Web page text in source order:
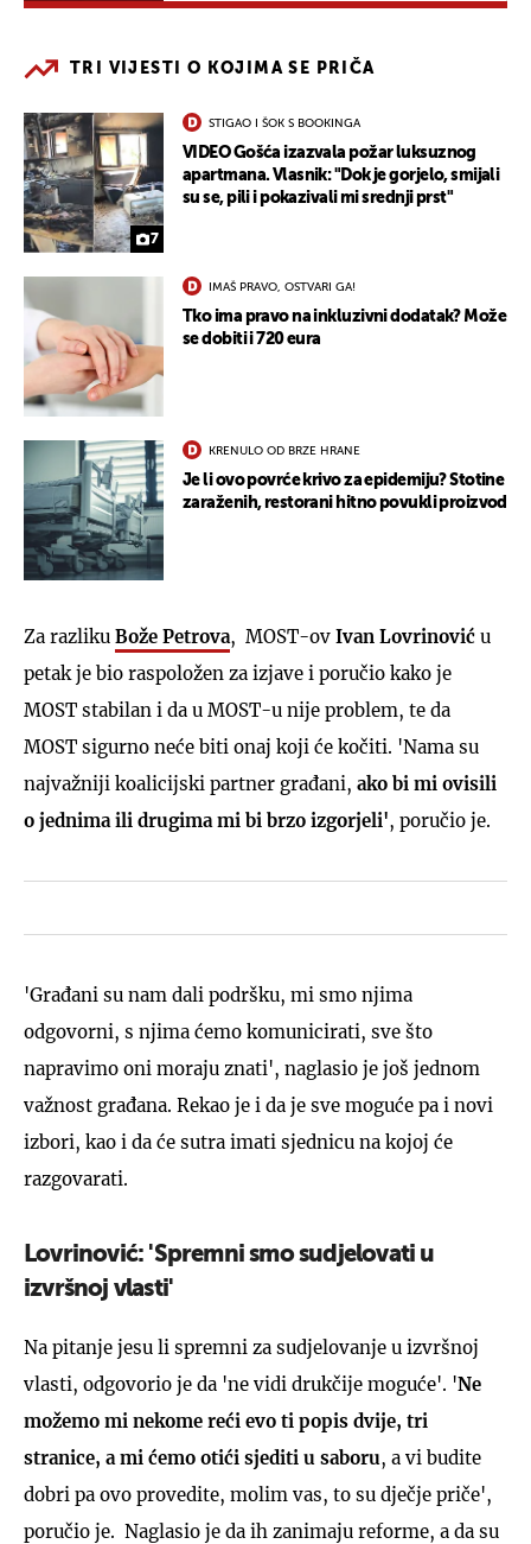
TRI VIJESTI O KOJIMA SE PRIČA
7
STIGAO I ŠOK S BOOKINGA
VIDEO Gošća izazvala požar luksuznog
apartmana. Vlasnik: "Dok je gorjelo, smijali
su se, pili i pokazivali mi srednji prst"
IMAŠ PRAVO, OSTVARI GA!
Tko ima pravo na inkluzivni dodatak? Može
se dobiti i 720 eura
KRENULO OD BRZE HRANE
Je li ovo povrće krivo za epidemiju? Stotine
zaraženih, restorani hitno povukli proizvod
Za razliku Bože Petrova, MOST-ov Ivan Lovrinović u
petak je bio raspoložen za izjave i poručio kako je
MOST stabilan i da u MOST-u nije problem, te da
MOST sigurno neće biti onaj koji će kočiti. 'Nama su
najvažniji koalicijski partner građani, ako bi mi ovisili
o jednima ili drugima mi bi brzo izgorjeli', poručio je.
'Građani su nam dali podršku, mi smo njima
odgovorni, s njima ćemo komunicirati, sve što
napravimo oni moraju znati', naglasio je još jednom
važnost građana. Rekao je i da je sve moguće pa i novi
izbori, kao i da će sutra imati sjednicu na kojoj će
razgovarati.
Lovrinović: 'Spremni smo sudjelovati u
izvršnoj vlasti'
Na pitanje jesu li spremni za sudjelovanje u izvršnoj
vlasti, odgovorio je da 'ne vidi drukčije moguće'. 'Ne
možemo mi nekome reći evo ti popis dvije, tri
stranice, a mi ćemo otići sjediti u saboru, a vi budite
dobri pa ovo provedite, molim vas, to su dječje priče',
poručio je. Naglasio je da ih zanimaju reforme, a da su